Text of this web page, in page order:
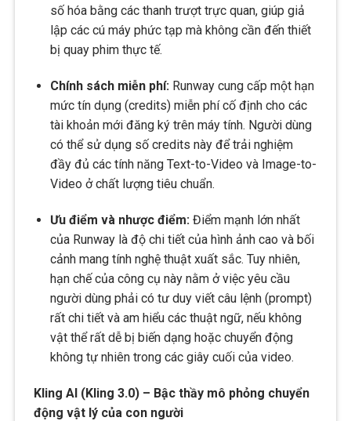
số hóa bằng các thanh trượt trực quan, giúp giả
lập các cú máy phức tạp mà không cần đến thiết
bị quay phim thực tế.
Chính sách miễn phí: Runway cung cấp một hạn
mức tín dụng (credits) miễn phí cố định cho các
tài khoản mới đăng ký trên máy tính. Người dùng
có thể sử dụng số credits này để trải nghiệm
đầy đủ các tính năng Text-to-Video và Image-to-
Video ở chất lượng tiêu chuẩn.
Ưu điểm và nhược điểm: Điểm mạnh lớn nhất
của Runway là độ chi tiết của hình ảnh cao và bối
cảnh mang tính nghệ thuật xuất sắc. Tuy nhiên,
hạn chế của công cụ này nằm ở việc yêu cầu
người dùng phải có tư duy viết câu lệnh (prompt)
rất chi tiết và am hiểu các thuật ngữ, nếu không
vật thể rất dễ bị biến dạng hoặc chuyển động
không tự nhiên trong các giây cuối của video.
Kling AI (Kling 3.0) – Bậc thầy mô phỏng chuyển
động vật lý của con người